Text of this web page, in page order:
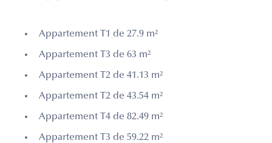
Appartement T1 de 27.9 m²
Appartement T3 de 63 m²
Appartement T2 de 41.13 m²
Appartement T2 de 43.54 m²
Appartement T4 de 82.49 m²
Appartement T3 de 59.22 m²